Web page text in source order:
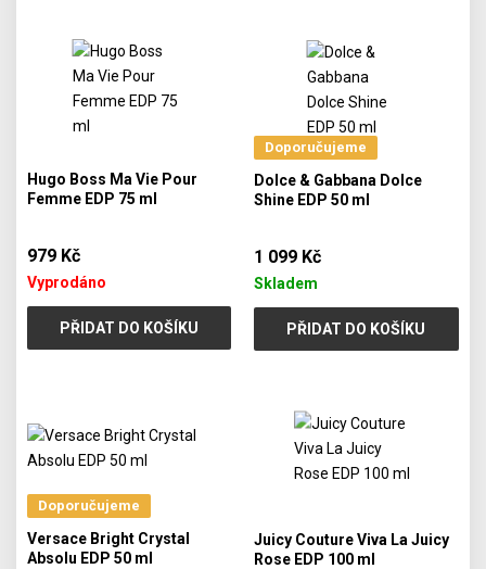
Hugo Boss Ma Vie Pour
Femme EDP 75 ml
979 Kč
Vyprodáno
PŘIDAT DO KOŠÍKU
Doporučujeme
Dolce & Gabbana Dolce
Shine EDP 50 ml
1 099 Kč
Skladem
PŘIDAT DO KOŠÍKU
Doporučujeme
Versace Bright Crystal
Absolu EDP 50 ml
Juicy Couture Viva La Juicy
Rose EDP 100 ml